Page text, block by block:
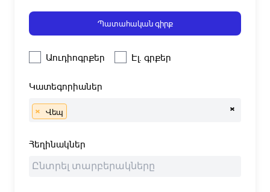
Պատահական գիրք
Աուդիոգրքեր Էլ. գրքեր
Կատեգորիաներ
×
× Վեպ
Հեղինակներ